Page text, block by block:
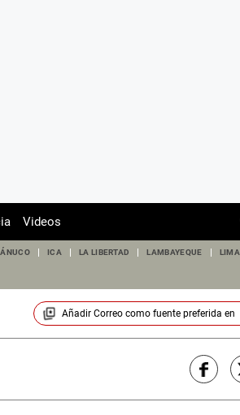
Videos
ICA LA LIBERTAD LAMBAYEQUE LIMA
Añadir Correocomo fuente preferida en